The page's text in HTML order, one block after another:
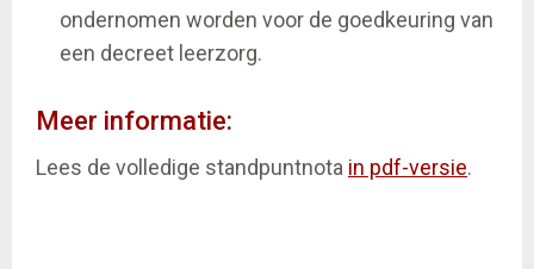
ondernomen worden voor de goedkeuring van
een decreet leerzorg.
Meer informatie:
Lees de volledige standpuntnota in pdf-versie.